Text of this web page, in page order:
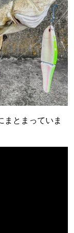
まとまっていま